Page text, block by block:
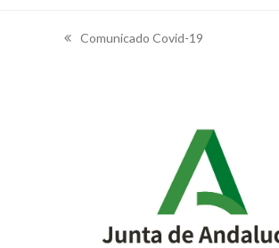
previous
Comunicado Covid-19